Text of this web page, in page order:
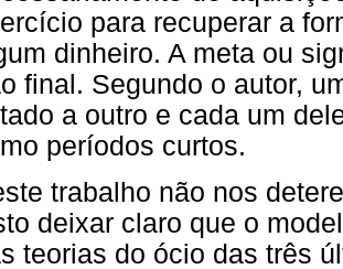
para recuperar a
dinheiro. A meta ou
final. Segundo o autor,
a outro e cada um
períodos curtos.
trabalho não nos
deixar claro que o
teorias do ócio das três